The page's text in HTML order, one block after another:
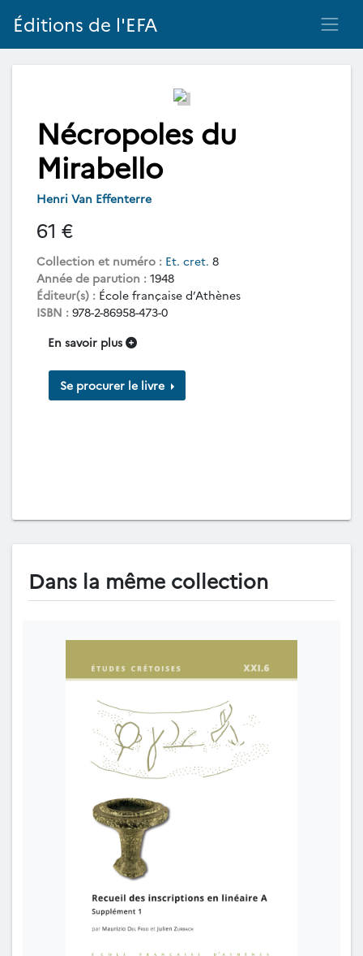
Éditions de l'EFA
Nécropoles du
Mirabello
Henri Van Effenterre
61 €
Collection et numéro : Et. cret. 8
Année de parution : 1948
Éditeur(s) : École française d’Athènes
ISBN : 978-2-86958-473-0
En savoir plus
Se procurer le livre
Dans la même collection